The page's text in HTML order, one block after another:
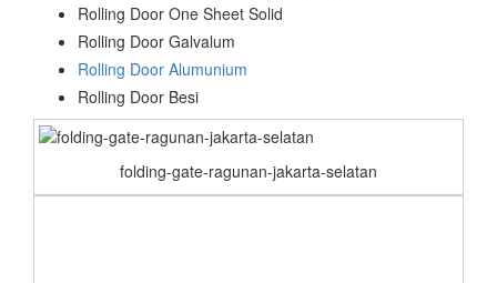
Rolling Door One Sheet Solid
Rolling Door Galvalum
Rolling Door Alumunium
Rolling Door Besi
folding-gate-ragunan-jakarta-selatan